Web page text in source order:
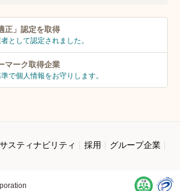
正」 認定を取得
として認定されました。
マーク取得企業
で個人情報をお守りします。
サスティナビリティ 採用
グループ企業